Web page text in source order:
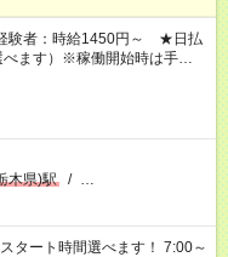
験者：時給1450円～ ★日払
ます）※稼働開始時は手続き
木県)駅 / …